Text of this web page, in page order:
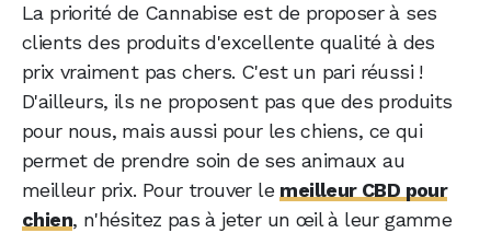
La priorité de Cannabise est de proposer à ses
clients des produits d'excellente qualité à des
prix vraiment pas chers. C'est un pari réussi !
D'ailleurs, ils ne proposent pas que des produits
pour nous, mais aussi pour les chiens, ce qui
permet de prendre soin de ses animaux au
meilleur prix. Pour trouver le meilleur CBD pour
chien, n'hésitez pas à jeter un œil à leur gamme